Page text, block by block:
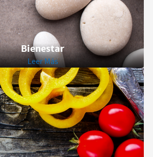
Bienestar
Leer Más